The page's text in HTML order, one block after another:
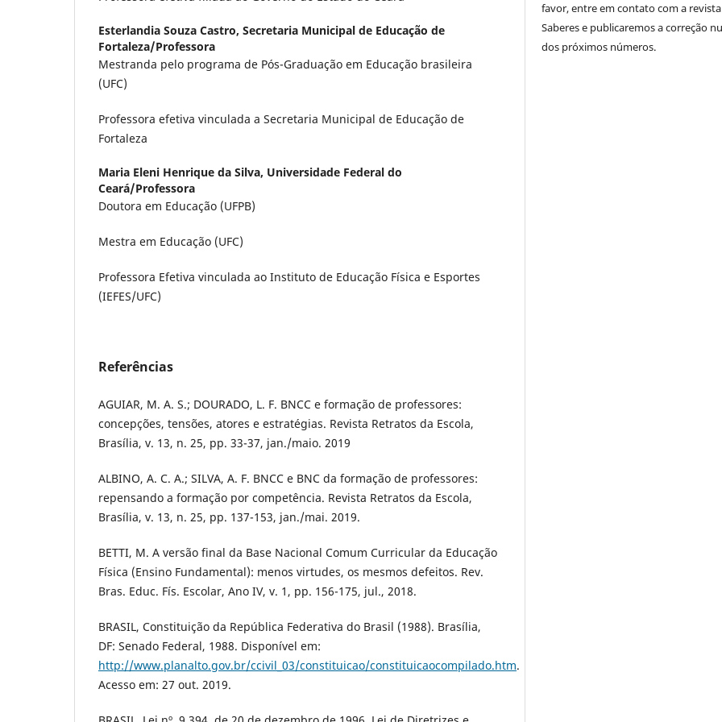
Esterlandia Souza Castro, Secretaria Municipal de Educação de
Fortaleza/Professora
Mestranda pelo programa de Pós-Graduação em Educação brasileira
(UFC)
Professora efetiva vinculada a Secretaria Municipal de Educação de
Fortaleza
Maria Eleni Henrique da Silva, Universidade Federal do
Ceará/Professora
Doutora em Educação (UFPB)
Mestra em Educação (UFC)
Professora Efetiva vinculada ao Instituto de Educação Física e Esportes
(IEFES/UFC)
Referências
AGUIAR, M. A. S.; DOURADO, L. F. BNCC e formação de professores:
concepções, tensões, atores e estratégias. Revista Retratos da Escola,
Brasília, v. 13, n. 25, pp. 33-37, jan./maio. 2019
ALBINO, A. C. A.; SILVA, A. F. BNCC e BNC da formação de professores:
repensando a formação por competência. Revista Retratos da Escola,
Brasília, v. 13, n. 25, pp. 137-153, jan./mai. 2019.
BETTI, M. A versão final da Base Nacional Comum Curricular da Educação
Física (Ensino Fundamental): menos virtudes, os mesmos defeitos. Rev.
Bras. Educ. Fís. Escolar, Ano IV, v. 1, pp. 156-175, jul., 2018.
BRASIL, Constituição da República Federativa do Brasil (1988). Brasília,
DF: Senado Federal, 1988. Disponível em:
http://www.planalto.gov.br/ccivil_03/constituicao/constituicaocompilado.htm.
Acesso em: 27 out. 2019.
favor, entre em contato com a revista
Saberes e publicaremos a correção
dos próximos números.